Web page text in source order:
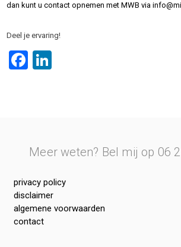
dan kunt u contact opnemen met MWB via
Deel je ervaring!
Facebook
Meer weten? Bel mij op 06
privacy policy
disclaimer
algemene voorwaarden
contact